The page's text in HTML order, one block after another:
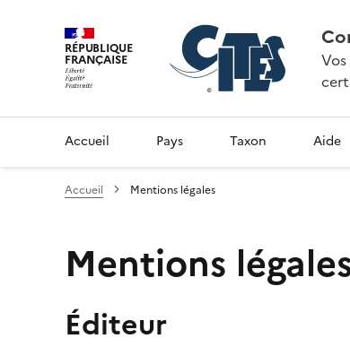
RÉPUBLIQUE
FRANÇAISE
Accueil Pays Taxon Aide
Accueil Mentions légales
Mentions
Éditeur